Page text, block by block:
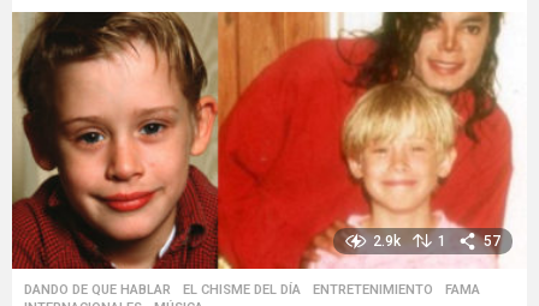
ñ
a
2.9k 1 57
DANDO DE QUE HABLAR ,EL CHISME DEL DÍA ,ENTRETENIMIENTO ,FAMA